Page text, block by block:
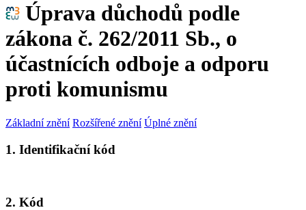
Úprava důchodů podle
zákona č. 262/2011 Sb., o
účastnících odboje a odporu
proti komunismu
Základní znění Rozšířené znění Úplné znění
1. Identifikační kód
2. Kód